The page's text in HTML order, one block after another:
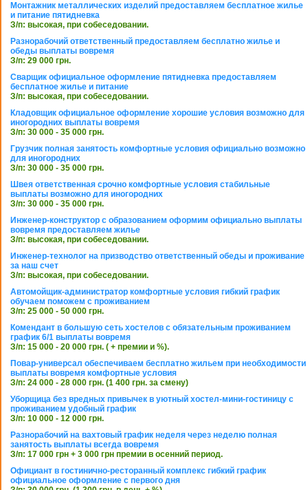
Монтажник металлических изделий предоставляем бесплатное жилье
и питание пятидневка
З/п: высокая, при собеседовании.
Разнорабочий ответственный предоставляем бесплатно жилье и
обеды выплаты вовремя
З/п: 29 000 грн.
Сварщик официальное оформление пятидневка предоставляем
бесплатное жилье и питание
З/п: высокая, при собеседовании.
Кладовщик официальное оформление хорошие условия возможно для
иногородних выплаты вовремя
З/п: 30 000 - 35 000 грн.
Грузчик полная занятость комфортные условия официально возможно
для иногородних
З/п: 30 000 - 35 000 грн.
Швея ответственная срочно комфортные условия стабильные
выплаты возможно для иногородних
З/п: 30 000 - 35 000 грн.
Инженер-конструктор с образованием оформим официально выплаты
вовремя предоставляем жилье
З/п: высокая, при собеседовании.
Инженер-технолог на призводство ответственный обеды и проживание
за наш счет
З/п: высокая, при собеседовании.
Автомойщик-администратор комфортные условия гибкий график
обучаем поможем с проживанием
З/п: 25 000 - 50 000 грн.
Комендант в большую сеть хостелов с обязательным проживанием
график 6/1 выплаты вовремя
З/п: 15 000 - 20 000 грн. ( + премии и %).
Повар-универсал обеспечиваем бесплатно жильем при необходимости
выплаты вовремя комфортные условия
З/п: 24 000 - 28 000 грн. (1 400 грн. за смену)
Уборщица без вредных привычек в уютный хостел-мини-гостиницу с
проживанием удобный график
З/п: 10 000 - 12 000 грн.
Разнорабочий на вахтовый график неделя через неделю полная
занятость выплаты всегда вовремя
З/п: 17 000 грн + 3 000 грн премии в осенний период.
Официант в гостинично-ресторанный комплекс гибкий график
официальное оформление с первого дня